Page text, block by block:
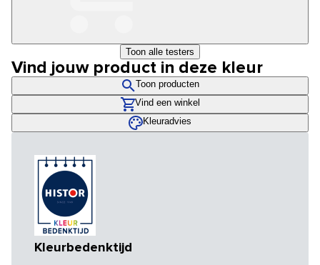
Toon alle testers
Vind jouw product in deze kleur
Toon producten
Vind een winkel
Kleuradvies
Kleurbedenktijd